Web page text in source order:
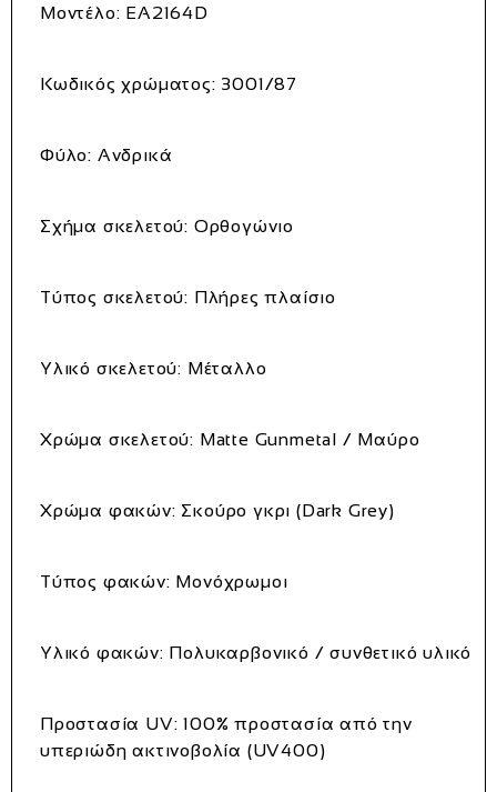
Μοντέλο: EA2164D
Κωδικός χρώματος: 3001/87
Φύλο: Ανδρικά
Σχήμα σκελετού: Ορθογώνιο
Τύπος σκελετού: Πλήρες πλαίσιο
Υλικό σκελετού: Μέταλλο
Χρώμα σκελετού: Matte Gunmetal / Μαύρο
Χρώμα φακών: Σκούρο γκρι (Dark Grey)
Τύπος φακών: Μονόχρωμοι
Υλικό φακών: Πολυκαρβονικό / συνθετικό υλικό
Προστασία UV: 100% προστασία από την
υπεριώδη ακτινοβολία (UV400)